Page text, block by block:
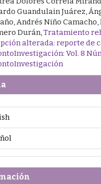
Guandulain Juárez,
Andrés Niño
Durán,Tratamiento
alterada: reporte de
Vol. 8